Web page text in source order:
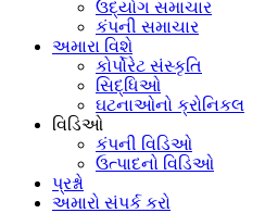
ઉદ્યોગ સમાચાર
કંપની સમાચાર
અમારા વિશે
કોર્પોરેટ સંસ્કૃતિ
સિદ્ધિઓ
ઘટનાઓનો ક્રોનિકલ
વિડિઓ
કંપની વિડિઓ
ઉત્પાદનો વિડિઓ
પ્રશ્નો
અમારો સંપર્ક કરો